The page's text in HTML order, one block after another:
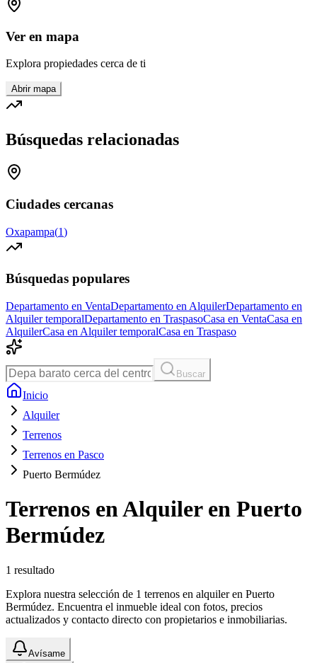
Ver en mapa
Explora propiedades cerca de ti
Abrir mapa
Búsquedas relacionadas
Ciudades cercanas
Oxapampa(1)
Búsquedas populares
Departamento en VentaDepartamento en AlquilerDepartamento en
Alquiler temporalDepartamento en TraspasoCasa en VentaCasa en
AlquilerCasa en Alquiler temporalCasa en Traspaso
Buscar
Inicio
Alquiler
Terrenos
Terrenos en Pasco
Puerto Bermúdez
Terrenos en Alquiler en Puerto
Bermúdez
1 resultado
Explora nuestra selección de 1 terrenos en alquiler en Puerto
Bermúdez. Encuentra el inmueble ideal con fotos, precios
actualizados y contacto directo con propietarios e inmobiliarias.
Avísame